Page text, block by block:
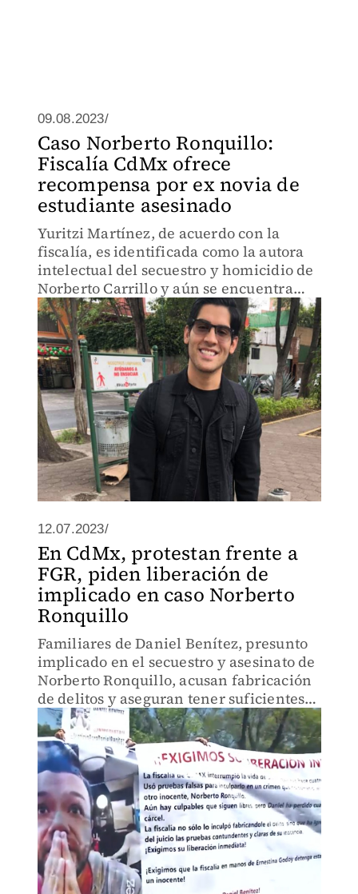
09.08.2023/
Caso Norberto Ronquillo:
Fiscalía CdMx ofrece
recompensa por ex novia de
estudiante asesinado
Yuritzi Martínez, de acuerdo con la
fiscalía, es identificada como la autora
intelectual del secuestro y homicidio de
Norberto Carrillo y aún se encuentra
prófuga.
12.07.2023/
En CdMx, protestan frente a
FGR, piden liberación de
implicado en caso Norberto
Ronquillo
Familiares de Daniel Benítez, presunto
implicado en el secuestro y asesinato de
Norberto Ronquillo, acusan fabricación
de delitos y aseguran tener suficientes
pruebas.